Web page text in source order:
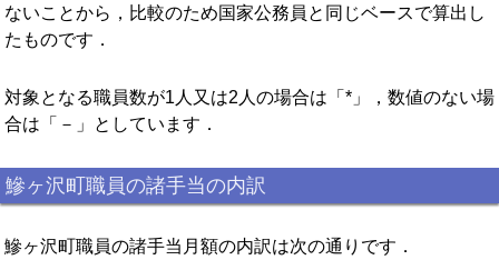
ないことから，比較のため国家公務員と同じベースで算出し
たものです．
対象となる職員数が1人又は2人の場合は「*」，数値のない場
合は「－」としています．
鰺ヶ沢町職員の諸手当の内訳
鰺ヶ沢町職員の諸手当月額の内訳は次の通りです．